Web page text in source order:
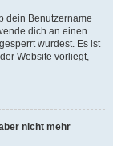
dein Benutzername
dich an einen
wurdest. Es ist
Website vorliegt,
nicht mehr